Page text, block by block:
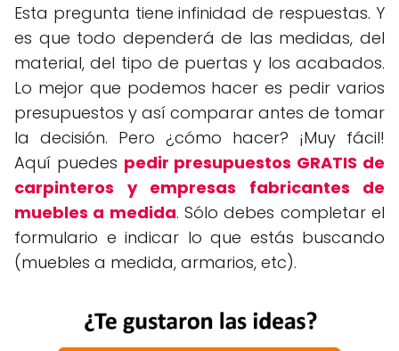
Esta pregunta tiene infinidad de respuestas. Y
es que todo dependerá de las medidas, del
material, del tipo de puertas y los acabados.
Lo mejor que podemos hacer es pedir varios
presupuestos y así comparar antes de tomar
la decisión. Pero ¿cómo hacer? ¡Muy fácil!
Aquí puedes pedir presupuestos GRATIS de
carpinteros y empresas fabricantes de
muebles a medida. Sólo debes completar el
formulario e indicar lo que estás buscando
(muebles a medida, armarios, etc).